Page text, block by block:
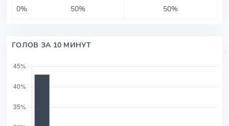
0%
50% 50%
ГОЛОВ ЗА 10 МИНУТ